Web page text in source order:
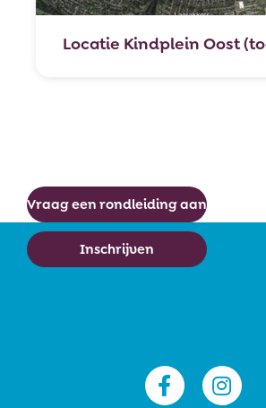
Locatie Kindplein Oost
Vraag een rondleiding aan
Inschrijven
 